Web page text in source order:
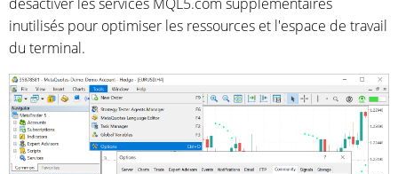
inutilisés pour optimiser les ressources et l'espace de travail
du terminal.